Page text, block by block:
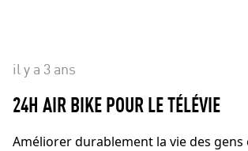
il y a 3 ans
24H AIR BIKE POUR LE TÉLÉVIE
Améliorer durablement la vie des gens